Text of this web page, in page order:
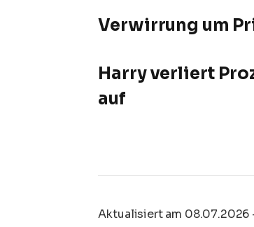
Verwirrung um
Harry verliert
auf
Aktualisiert am 08.07.2026